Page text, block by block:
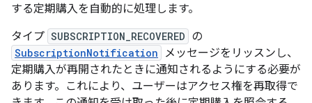
する定期購入を自動的に処理します。
タイプ SUBSCRIPTION_RECOVERED の
SubscriptionNotification
メッセージをリッスンし、
定期購入が再開されたときに通知されるようにする必要が
あります。これにより、ユーザーはアクセス権を再取得で